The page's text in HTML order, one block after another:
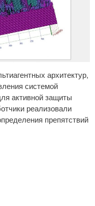
архитектур,
системой
активной защиты
реализовали
препятствий